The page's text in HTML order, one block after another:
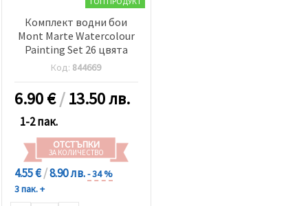
Комплект водни бои
Mont Marte Watercolour
Painting Set 26 цвята
Код: 844669
6.90€/13.50 лв.
1-2 пак.
ОТСТЪПКИ
ЗА КОЛИЧЕСТВО
4.55 €/8.90 лв.- 34 %
3 пак. +